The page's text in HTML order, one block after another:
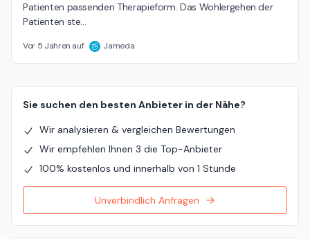
Patienten passenden Therapieform. Das Wohlergehen der
Patienten ste…
Vor 5 Jahren auf Jameda
Sie suchen den besten Anbieter in der Nähe?
Wir analysieren & vergleichen Bewertungen
Wir empfehlen Ihnen 3 die Top-Anbieter
100% kostenlos und innerhalb von 1 Stunde
Unverbindlich Anfragen